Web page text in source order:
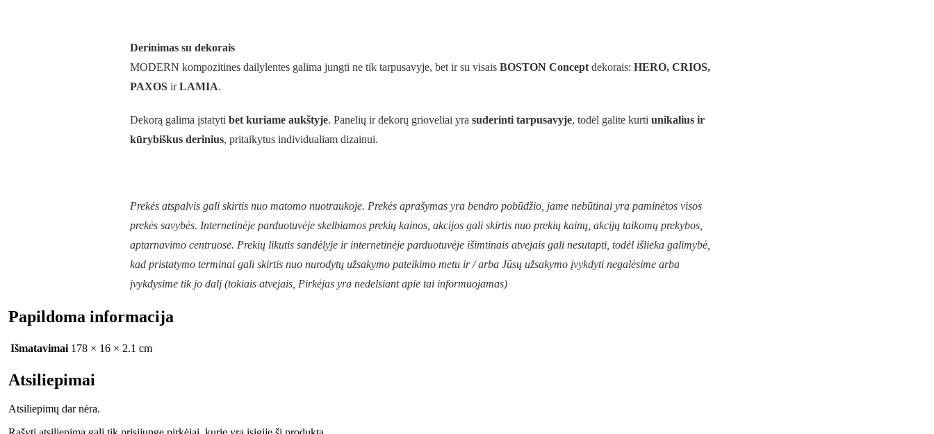
Derinimas su dekorais
MODERN kompozitines dailylentes galima jungti ne tik tarpusavyje, bet ir su visais BOSTON Concept dekorais: HERO, CRIOS,
PAXOS irLAMIA.
Dekorą galima įstatyti bet kuriame aukštyje. Panelių ir dekorų grioveliai yra suderinti tarpusavyje, todėl galite kurti unikalius ir
kūrybiškus derinius, pritaikytus individualiam dizainui.
Prekės atspalvis gali skirtis nuo matomo nuotraukoje. Prekės aprašymas yra bendro pobūdžio, jame nebūtinai yra paminėtos visos
prekės savybės. Internetinėje parduotuvėje skelbiamos prekių kainos, akcijos gali skirtis nuo prekių kainų, akcijų taikomų prekybos,
aptarnavimo centruose. Prekių likutis sandėlyje ir internetinėje parduotuvėje išimtinais atvejais gali nesutapti, todėl išlieka galimybė,
kad pristatymo terminai gali skirtis nuo nurodytų užsakymo pateikimo metu ir / arba Jūsų užsakymo įvykdyti negalėsime arba
įvykdysime tik jo dalį (tokiais atvejais, Pirkėjas yra nedelsiant apie tai informuojamas)
Papildoma informacija
Išmatavimai 178 × 16 × 2.1 cm
Atsiliepimai
Atsiliepimų dar nėra.